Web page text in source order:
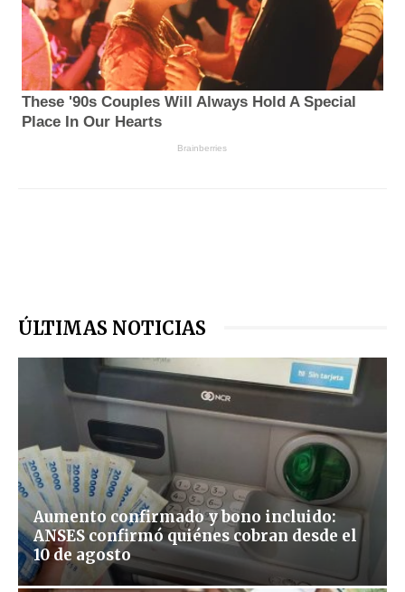
ÚLTIMAS NOTICIAS
Aumento confirmado y bono incluido:
ANSES confirmó quiénes cobran desde el
10 de agosto